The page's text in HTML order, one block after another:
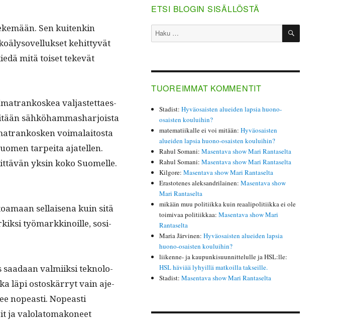
Sen kuitenkin
kehit­tyvät
mitä toiset tekevät
val­jastet­taes­
sähköham­mashar­joista
voimalaitos­ta
tarpei­ta ajatellen.
yksin koko Suomelle.
sel­l­aise­na kuin sitä
työ­markki­noille, sosi­
saadaan valmi­ik­si teknolo­
läpi ostoskär­ryt vain aje­
nopeasti. Nopeasti
ja val­o­latomakoneet
ETSI BLOGIN SISÄLLÖSTÄ
Etsi: HAKU
TUOREIMMAT KOMMENTIT
Stadist:Hyväosaisten alueiden lapsia huono-
osaisten kouluihin?
matematiikalle ei voi mitään:Hyväosaisten
alueiden lapsia huono-osaisten kouluihin?
Rahul Somani:Masentava show Mari Rantaselta
Rahul Somani:Masentava show Mari Rantaselta
Kilgore:Masentava show Mari Rantaselta
Erastotenes aleksandrilainen:Masentava show
Mari Rantaselta
mikään muu politiikka kuin reaalipolitiikka ei ole
toimivaa politiikkaa:Masentava show Mari
Rantaselta
Maria Järvinen:Hyväosaisten alueiden lapsia
huono-osaisten kouluihin?
liikenne- ja kaupunkisuunnittelulle ja HSL:lle:
HSL häviää lyhyillä matkoilla takseille.
Stadist:Masentava show Mari Rantaselta